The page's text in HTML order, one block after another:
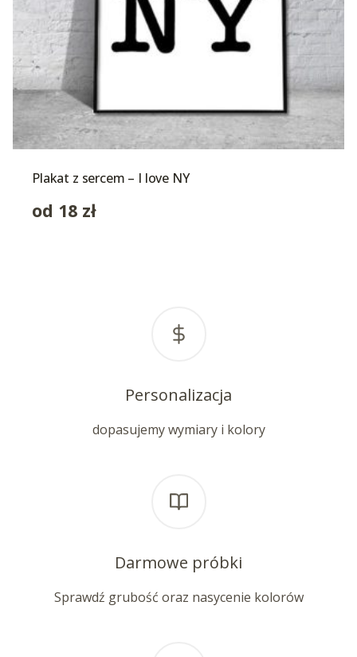
Plakat z sercem – I love NY
od 18 zł
Personalizacja
dopasujemy wymiary i kolory
Darmowe próbki
Sprawdź grubość oraz nasycenie kolorów